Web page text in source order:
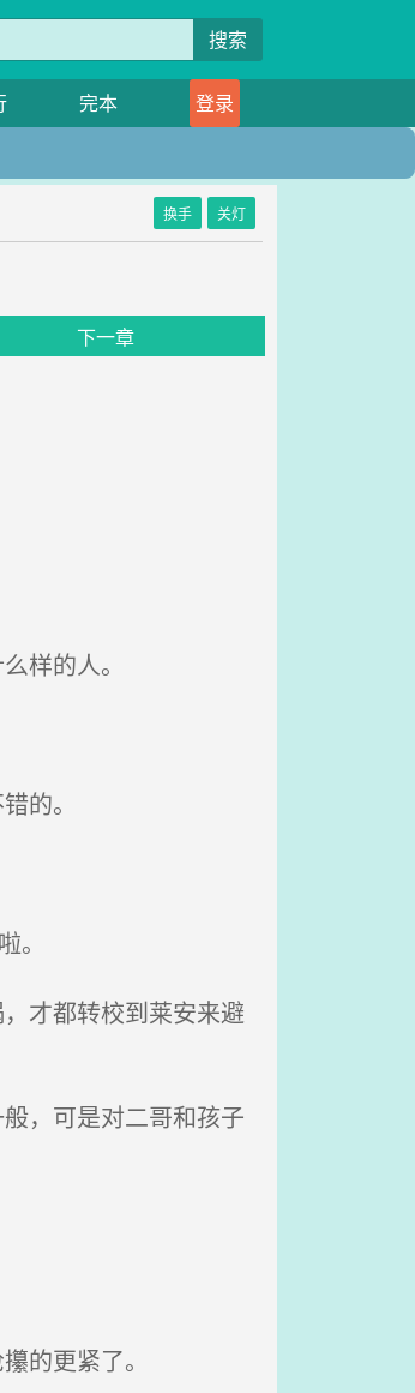
搜索
完本
登录
换手 关灯
下一章
样的人。
的。
才都转校到莱安来避
，可是对二哥和孩子
的更紧了。